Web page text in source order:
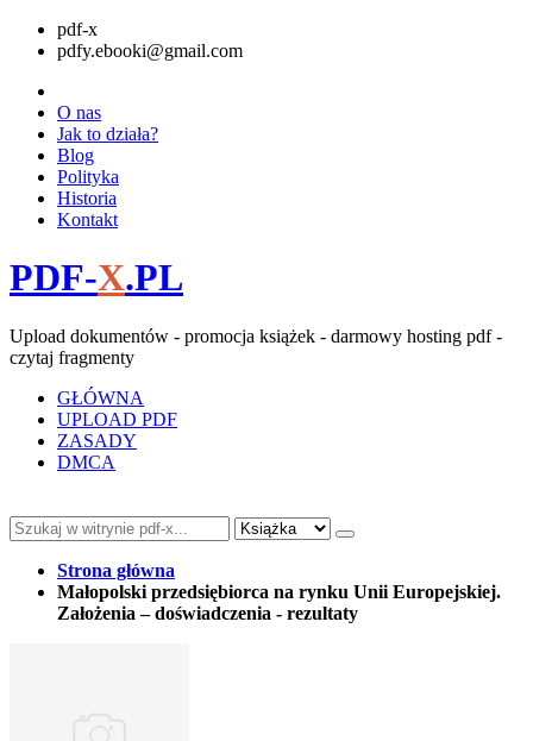
pdf-x
pdfy.ebooki@gmail.com
O nas
Jak to działa?
Blog
Polityka
Historia
Kontakt
PDF-X.PL
Upload dokumentów - promocja książek - darmowy hosting pdf -
czytaj fragmenty
GŁÓWNA
UPLOAD PDF
ZASADY
DMCA
Strona główna
Małopolski przedsiębiorca na rynku Unii Europejskiej.
Założenia – doświadczenia - rezultaty